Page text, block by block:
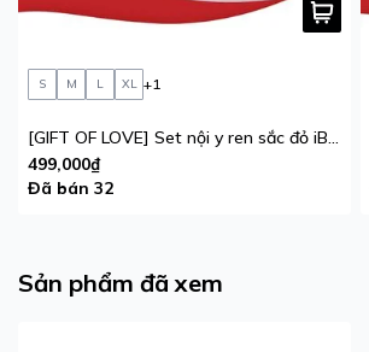
S M L XL +1
[GIFT OF LOVE] Set nội y ren sắc đỏ iBasic phiên bản giới hạn
499,000₫
Đã bán 32
Sản phẩm đã xem